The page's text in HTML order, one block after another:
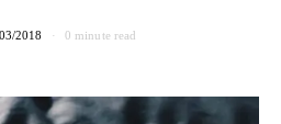
2018 0 minute read